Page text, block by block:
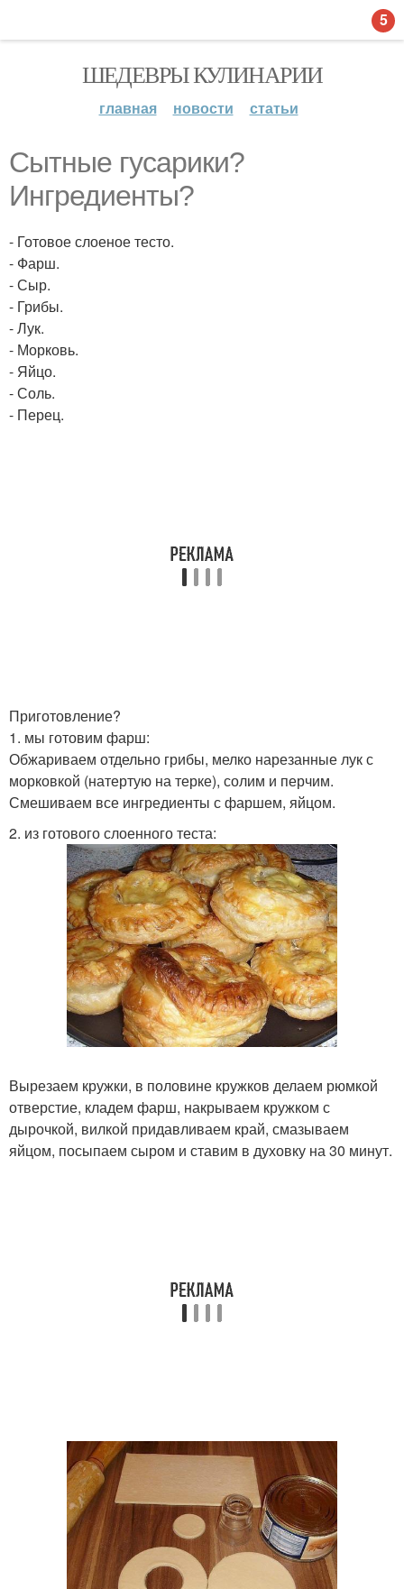
ШЕДЕВРЫ КУЛИНАРИИ
главная новости статьи
Сытные гусарики?
Ингредиенты?
- Готовое слоеное тесто.
- Фарш.
- Сыр.
- Грибы.
- Лук.
- Морковь.
- Яйцо.
- Соль.
- Перец.
Приготовление?
1. мы готовим фарш:
Обжариваем отдельно грибы, мелко нарезанные лук с
морковкой (натертую на терке), солим и перчим.
Смешиваем все ингредиенты с фаршем, яйцом.
2. из готового слоенного теста:
Вырезаем кружки, в половине кружков делаем рюмкой
отверстие, кладем фарш, накрываем кружком с
дырочкой, вилкой придавливаем край, смазываем
яйцом, посыпаем сыром и ставим в духовку на 30 минут.
5